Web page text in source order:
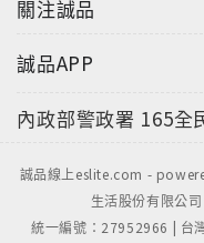
關注誠品
誠品APP
內政部警政署 165全
誠品線上eslite.com -
生活股份有限公
統一編號：27952966 | 台